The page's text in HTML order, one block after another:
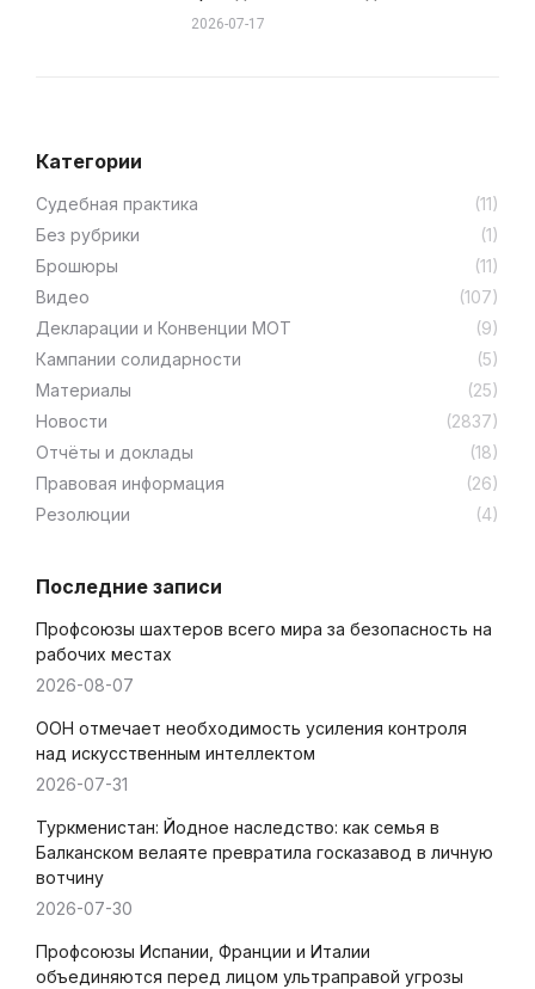
2026-07-17
Категории
Cудебная практика
(11)
Без рубрики
(1)
Брошюры
(11)
Видео
(107)
Декларации и Конвенции МОТ
(9)
Кампании солидарности
(5)
Материалы
(25)
Новости
(2837)
Отчёты и доклады
(18)
Правовая информация
(26)
Резолюции
(4)
Последние записи
Профсоюзы шахтеров всего мира за безопасность на
рабочих местах
2026-08-07
ООН отмечает необходимость усиления контроля
над искусственным интеллектом
2026-07-31
Туркменистан: Йодное наследство: как семья в
Балканском велаяте превратила госказавод в личную
вотчину
2026-07-30
Профсоюзы Испании, Франции и Италии
объединяются перед лицом ультраправой угрозы